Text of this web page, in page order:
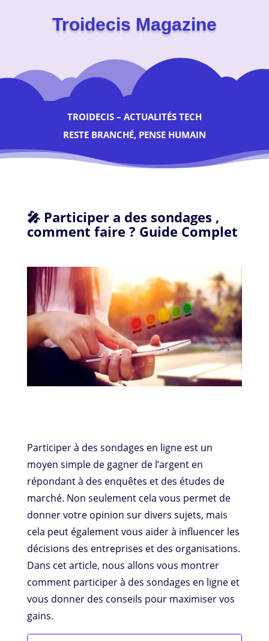
Troidecis Magazine
TROIDECIS – ACTUALITÉS TECH
RESTE BRANCHÉ, PENSE HUMAIN
🎤 Participer a des sondages ,
comment faire ? Guide Complet
Participer à des sondages en ligne est un
moyen simple de gagner de l’argent en
répondant à des enquêtes et des études de
marché. Non seulement cela vous permet de
donner votre opinion sur divers sujets, mais
cela peut également vous aider à influencer les
décisions des entreprises et des organisations.
Dans cet article, nous allons vous montrer
comment participer à des sondages en ligne et
vous donner des conseils pour maximiser vos
gains.